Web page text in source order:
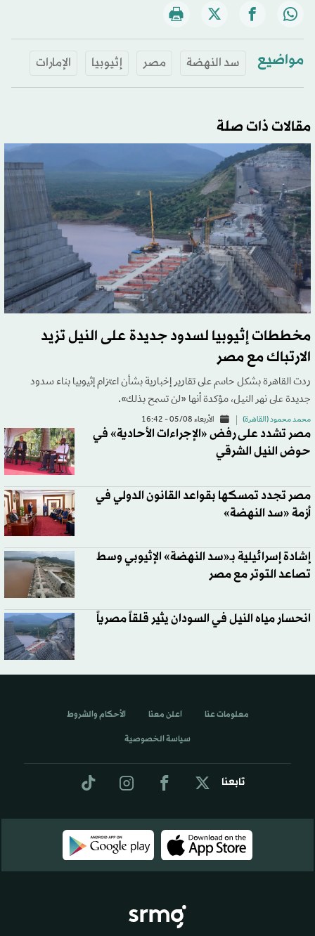
مواضيع سد النهضة مصر إثيوبيا الإمارات
مقالات ذات صلة
مخططات إثيوبيا لسدود جديدة على النيل تزيد
الارتباك مع مصر
ردت القاهرة بشكل حاسم على تقارير إخبارية بشأن اعتزام إثيوبيا بناء سدود
جديدة على نهر النيل، مؤكدة أنها «لن تسمح بذلك».
محمد محمود (القاهرة) الأربعاء 05/08 - 16:42
مصر تشدد على رفض «الإجراءات الأحادية» في
حوض النيل الشرقي
مصر تجدد تمسكها بقواعد القانون الدولي في
أزمة «سد النهضة»
إشادة إسرائيلية بـ«سد النهضة» الإثيوبي وسط
تصاعد التوتر مع مصر
انحسار مياه النيل في السودان يثير قلقاً مصرياً
تابعنا
معلومات عنا اعلن معنا الأحكام والشروط
سياسة الخصوصية